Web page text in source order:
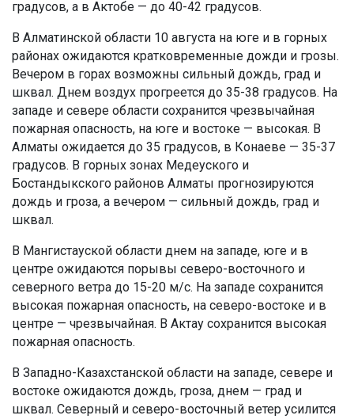
градусов, а в Актобе — до 40-42 градусов.
В Алматинской области 10 августа на юге и в горных
районах ожидаются кратковременные дожди и грозы.
Вечером в горах возможны сильный дождь, град и
шквал. Днем воздух прогреется до 35-38 градусов. На
западе и севере области сохранится чрезвычайная
пожарная опасность, на юге и востоке — высокая. В
Алматы ожидается до 35 градусов, в Конаеве — 35-37
градусов. В горных зонах Медеуского и
Бостандыкского районов Алматы прогнозируются
дождь и гроза, а вечером — сильный дождь, град и
шквал.
В Мангистауской области днем на западе, юге и в
центре ожидаются порывы северо-восточного и
северного ветра до 15-20 м/с. На западе сохранится
высокая пожарная опасность, на северо-востоке и в
центре — чрезвычайная. В Актау сохранится высокая
пожарная опасность.
В Западно-Казахстанской области на западе, севере и
востоке ожидаются дождь, гроза, днем — град и
шквал. Северный и северо-восточный ветер усилится